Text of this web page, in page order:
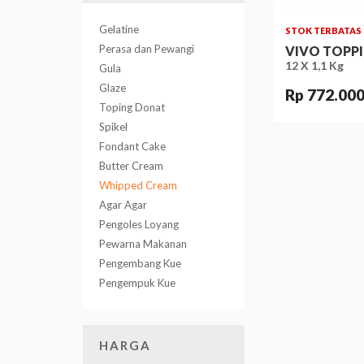
Gelatine
Perasa dan Pewangi
Gula
Glaze
Toping Donat
Spikel
Fondant Cake
Butter Cream
Whipped Cream
Agar Agar
Pengoles Loyang
Pewarna Makanan
Pengembang Kue
Pengempuk Kue
HARGA
STOK TERBATAS
VIVO
12 X 1,1 Kg
Rp 772.000